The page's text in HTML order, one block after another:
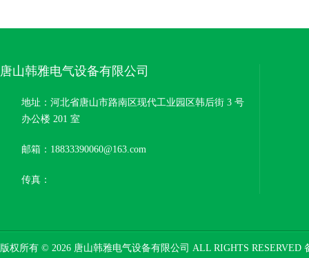
唐山韩雅电气设备有限公司
地址：河北省唐山市路南区现代工业园区韩后街 3 号
办公楼 201 室
邮箱：18833390060@163.com
传真：
版权所有 © 2026 唐山韩雅电气设备有限公司 ALL RIGHTS RESERVED